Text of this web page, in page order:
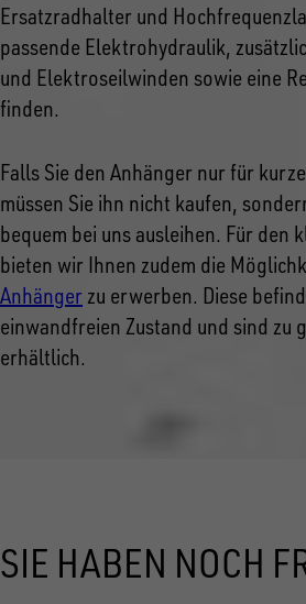
Ersatzradhalter und
passende Elektrohydraulik,
und Elektroseilwinden sowie eine
finden.
Falls Sie den Anhänger nur für
müssen Sie ihn nicht kaufen,
bequem bei uns ausleihen. Für den
bieten wir Ihnen zudem die
Anhänger zu erwerben. Diese
einwandfreien Zustand und sind zu
erhältlich.
SIE HABEN NOCH